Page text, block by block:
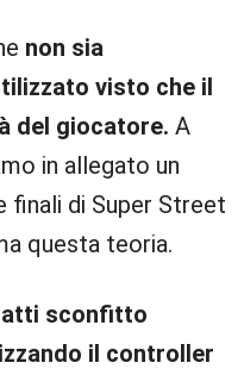
non sia
visto che il
del giocatore. A
in allegato un
finali di Super Street
questa teoria.
sconfitto
il controller